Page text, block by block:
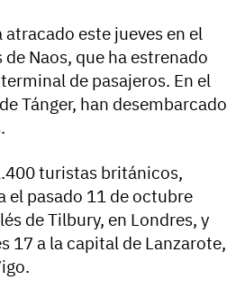
este jueves en el
Naos, que ha estrenado
de pasajeros. En el
Tánger, han desembarcado
turistas británicos,
el pasado 11 de octubre
de Tilbury, en Londres, y
17 a la capital de Lanzarote,